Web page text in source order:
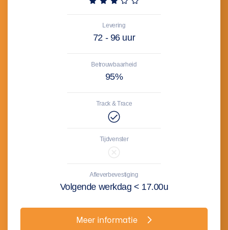
Levering
72 - 96 uur
Betrouwbaarheid
95%
Track & Trace
Tijdvenster
Afleverbevestiging
Volgende werkdag < 17.00u
Meer informatie